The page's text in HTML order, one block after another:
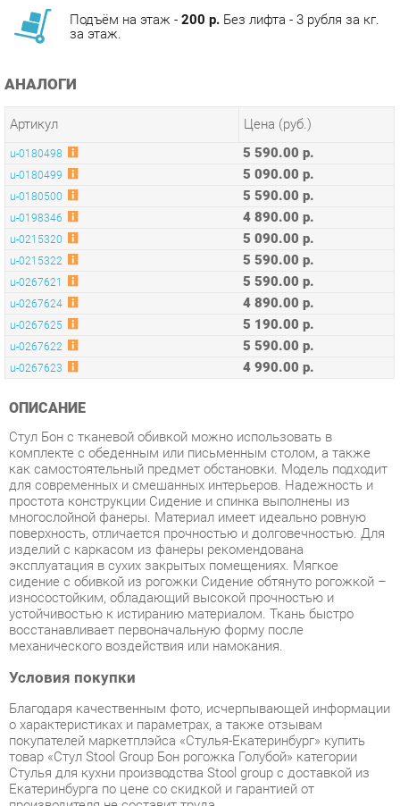
АНАЛОГИ
u-0180499 5 090.00 р.
u-0198346 4 890.00 р.
u-0215320 5 090.00 р.
u-0215322 5 590.00 р.
u-0267621 5 590.00 р.
u-0267624 4 890.00 р.
u-0267625 5 190.00 р.
u-0267622 5 590.00 р.
u-0267623 4 990.00 р.
ОПИСАНИЕ
Стул Бон с тканевой обивкой можно использовать в
как самостоятельный предмет обстановки. Модель подходит
для современных и смешанных интерьеров. Надежность и
простота конструкции Сидение и спинка выполнены из
многослойной фанеры. Материал имеет идеально ровную
поверхность, отличается прочностью и долговечностью. Для
изделий с каркасом из фанеры рекомендована
эксплуатация в сухих закрытых помещениях. Мягкое
сидение с обивкой из рогожки Сидение обтянуто рогожкой –
износостойким, обладающий высокой прочностью и
устойчивостью к истиранию материалом. Ткань быстро
восстанавливает первоначальную форму после
механического воздействия или намокания.
Условия покупки
Благодаря качественным фото, исчерпывающей информации
о характеристиках и параметрах, а также отзывам
товар «Стул Stool Group Бон рогожка Голубой» категории
Екатеринбурга по цене со скидкой и гарантией от
производителя не составит труда.
Мы отправляем заказы в доставку ежедневно. Товары из
ассортимента в наличии на складе в Екатеринбурге вы
получите не позднее48-ми часовс момента оформления
заказа. Дополнительно вы можете заказать подъём на этаж